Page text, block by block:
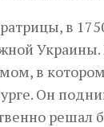
в
в
Он
решал